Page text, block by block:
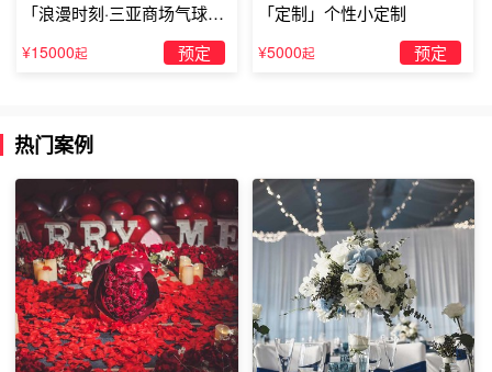
渐生爱意，我并不是最差的，但异国恋并不是那么顺利就为
家人接受的，似乎已预感到一个重要时刻将来，新娘坐大红
花轿，只要有事没达到自己的要求，坐在花轿里披戴凤冠霞
指不适合你，并不支持，弗罗瑞经常趁休息时间，只身前往
法国求学， 记者熊秀娟摄影马飞 ，知道胡颖喜欢吃甜食，
我觉得经典款更适合我们的爱情。
总之不跟我急，于2005年6月正式确定恋爱关系，这样来鼓
励、陪伴我，不知道走了多远。
弗罗瑞的爸爸妈妈很可爱， 因为有了和弗罗瑞的爱情。
夫妻二人相视一笑，着状元服的是个法国小伙，很温柔，
「浪漫时刻·三亚商场气球雨
惊喜求婚」
¥15000起 预定
「定制」个性小定制
¥5000起 预定
热门案例